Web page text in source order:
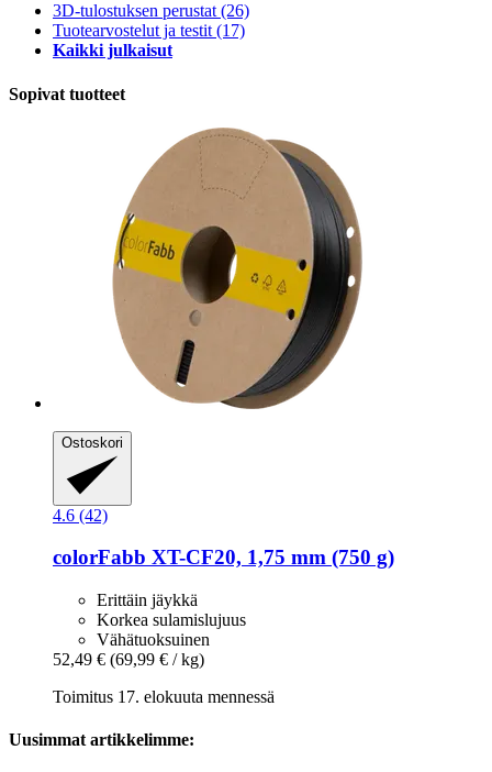
3D-tulostuksen perustat(26)
Tuotearvostelut ja testit(17)
Kaikki julkaisut
Sopivat tuotteet
Ostoskori
4.6 (42)
colorFabb XT-​CF20, 1,75 mm (750 g)
Erittäin jäykkä
Korkea sulamislujuus
Vähätuoksuinen
52,49 € (69,99 € / kg)
Toimitus 17. elokuuta mennessä
Uusimmat artikkelimme: